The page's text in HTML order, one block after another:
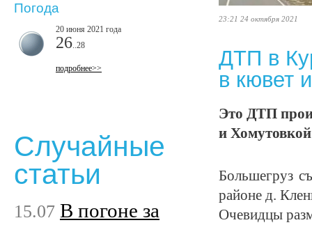
23:21 24 октября 2021
ДТП в
в кювет
Это ДТП
и
Большегруз
районе д.
Очевидцы
Погода
20 июня 2021 года
26 ..28
подробнее>>
Случайные
статьи
15.07 В погоне за